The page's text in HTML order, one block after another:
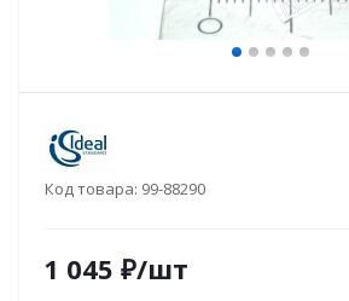
Код товара: 99-88290
1 045 ₽/шт